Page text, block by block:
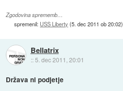
Zgodovina sprememb…
spremenil: USS Liberty (5. dec 2011 ob 20:02)
Bellatrix
:: 5. dec 2011, 20:01
Država ni podjetje